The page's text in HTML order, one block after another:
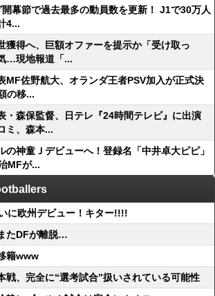
開幕節で過去最多の動員数を更新！ J1で30万人
4...
獲得へ、巨額オファーを提示か「受け取っ
…現地報道「...
MF佐野航大、オランダ王者PSV加入が正式決
の移...
・森保監督、日テレ『24時間テレビ』に出演
ミ、森本...
の神童Ｊデビューへ！登録名「中井卓大ピピ」
MFが...
に欧州デビュー！キター!!!!
たDFが離脱…
籍www
戦、完全に“選考試合”扱いされている可能性